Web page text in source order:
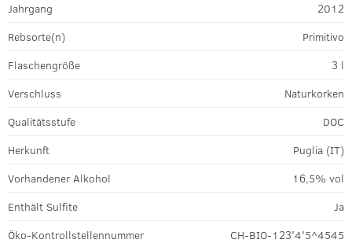
Jahrgang
2012
Rebsorte(n)
Primitivo
Flaschengröße
3 l
Verschluss
Naturkorken
Qualitätsstufe
DOC
Herkunft
Puglia (IT)
Vorhandener Alkohol
16,5% vol
Enthält Sulfite
Ja
Öko-Kontrollstellennummer
CH-BIO-123'4'5^4545